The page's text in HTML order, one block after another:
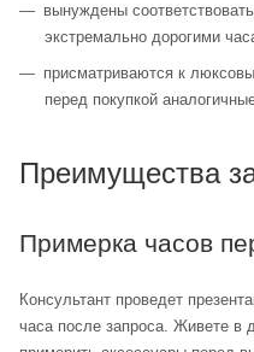
вынуждены
экстремально дорогими
присматриваются к
перед покупкой
Преимущества
Примерка часов
Консультант проведет
часа после запроса. Живете в